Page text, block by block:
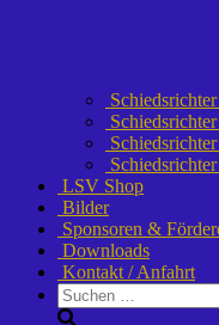
LSV Shop
Bilder
Sponsoren &
Downloads
Kontakt / Anfahrt
Suchen
nach: